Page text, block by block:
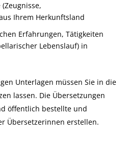
Ihrem Herkunftsland
Erfahrungen, Tätigkeiten
Lebenslauf) in
Unterlagen müssen Sie in die
lassen. Die Übersetzungen
öffentlich bestellte und
Übersetzerinnen erstellen.